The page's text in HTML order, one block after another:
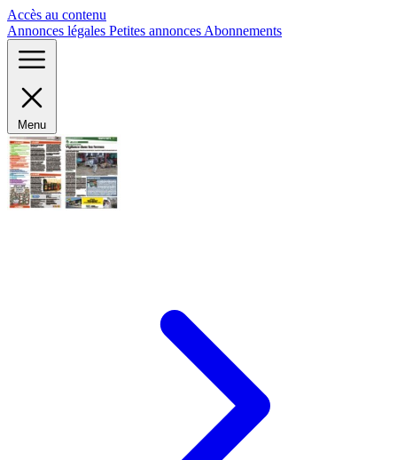
Accès au contenu
Annonces légales Petites annonces Abonnements
Menu
Panneau de gestion des cookies